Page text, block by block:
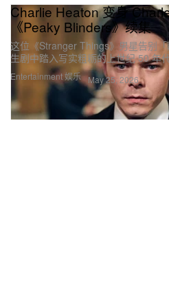
Entertainment 娱乐
Charlie Heaton 变身
《Peaky Blinders》续集
这位《Stranger Things》男星告别
生剧中踏入写实粗粝的上世纪 50 年
May 25, 2026